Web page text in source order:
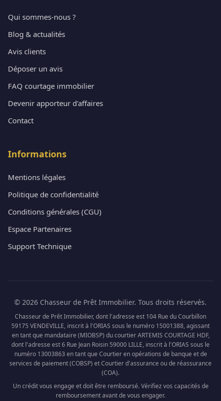
Qui sommes-nous ?
Blog & actualités
Avis clients
Déposer un avis
FAQ courtage immobilier
Devenir apporteur d'affaires
Contact
Informations
Mentions légales
Politique de confidentialité
Conditions générales (CGU)
Espace Partenaires
Support Technique
© 2026 Chasseur de Prêt Immobilier. Tous droits réservés.
Chasseur de Prêt Immobilier, dont l'adresse est 104 Rue du Courbillon
59175 VENDEVILLE, inscrit à l'ORIAS sous le numéro 15001388, agissant
en tant que mandataire (MIOBSP) du courtier ARTEMIS COURTAGE HDF,
dont l'adresse est 6 Rue Jean Roisin 59000 LILLE, inscrit à l'ORIAS sous le
numéro 13003863 en tant que Courtier en opérations de banque et de
services de paiement (COBSP) et Courtier d'assurance ou de réassurance
(COA).
Un crédit vous engage et doit être remboursé. Vérifiez vos capacités de
remboursement avant de vous engager.